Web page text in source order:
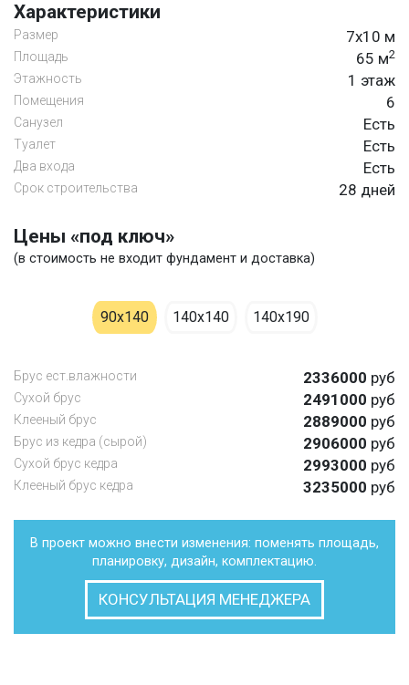
Характеристики
Размер 7х10 м
Площадь 65 м2
Этажность 1 этаж
Помещения 6
Санузел Есть
Туалет Есть
Два входа Есть
Срок строительства 28 дней
Цены «под ключ»
(в стоимость не входит фундамент и доставка)
90х140 140х140 140х190
Брус ест.влажности 2336000 руб
Cухой брус 2491000 руб
Клееный брус 2889000 руб
Брус из кедра (сырой) 2906000 руб
Сухой брус кедра 2993000 руб
Клееный брус кедра 3235000 руб
В проект можно внести изменения: поменять площадь,
планировку, дизайн, комплектацию.
КОНСУЛЬТАЦИЯ МЕНЕДЖЕРА